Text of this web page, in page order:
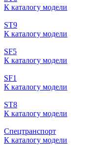
К каталогу модели
ST9
К каталогу модели
SF5
К каталогу модели
SF1
К каталогу модели
ST8
К каталогу модели
Спецтранспорт
К каталогу модели